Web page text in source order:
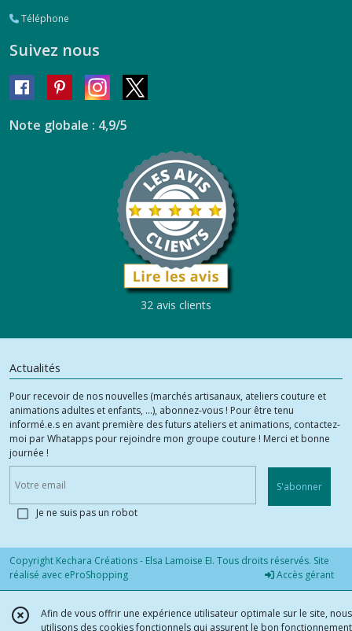
Téléphone
Suivez nous
Note globale : 4,9/5
32 avis clients
Actualités
Pour recevoir de nos nouvelles (marchés artisanaux, ateliers couture et
animations adultes et enfants, ...), abonnez-vous ! Pour être tenu
informé.e.s en avant première des futurs ateliers et animations, contactez-
moi par Whatapps pour rejoindre mon groupe couture ! Merci et bonne
journée !
S'abonner
Je ne suis pas un robot
Copyright Kechara Créations - Elsa Lamoise EI. Tous droits réservés. Site
réalisé avec eProShopping Accès gérant
Afin de vous offrir une expérience utilisateur optimale sur le site, nous
utilisons des cookies fonctionnels qui assurent le bon fonctionnement